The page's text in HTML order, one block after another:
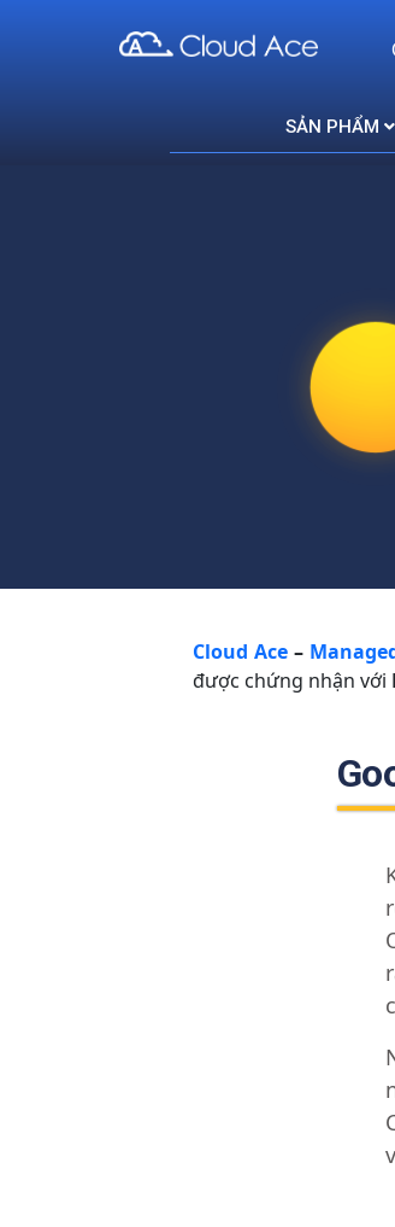
SẢN PHẨM
Cloud Ace–
được chứng nhận với